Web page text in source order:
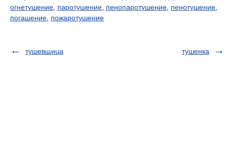
огнетушение паротушение пенопаротушение пенотушение
погашение пожаротушение
тушевщица тушенка